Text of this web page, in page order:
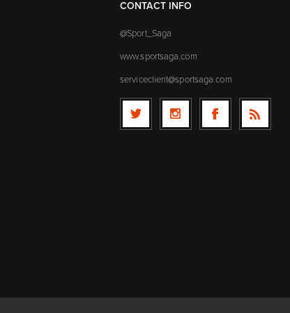
CONTACT INFO
@Sport_Saga
www.sportsaga.com
serviceclient@sportsaga.com